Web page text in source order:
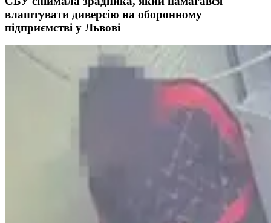
влаштувати диверсію на оборонному
підприємстві у Львові